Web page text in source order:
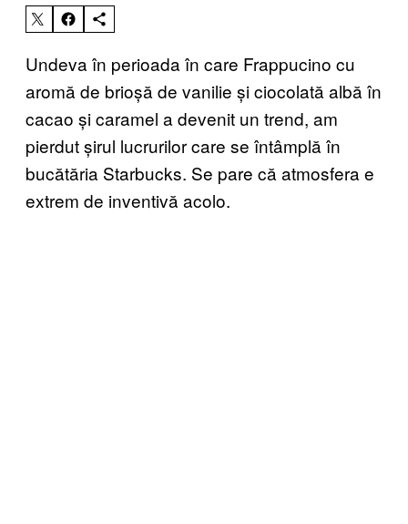
Undeva în perioada în care Frappucino cu
aromă de brioșă de vanilie și ciocolată albă în
cacao și caramel a devenit un trend, am
pierdut șirul lucrurilor care se întâmplă în
bucătăria Starbucks. Se pare că atmosfera e
extrem de inventivă acolo.